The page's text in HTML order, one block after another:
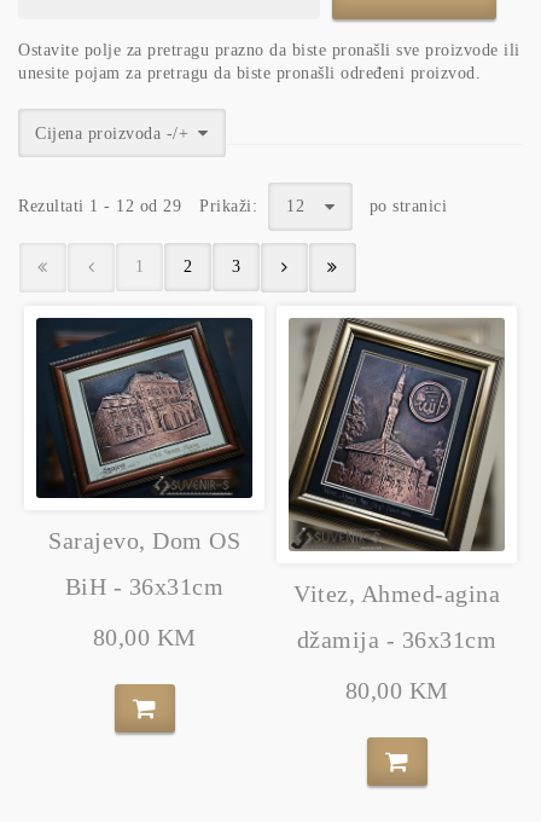
Ostavite polje za pretragu prazno da biste pronašli sve proizvode ili
unesite pojam za pretragu da biste pronašli određeni proizvod.
Cijena proizvoda -/+
Rezultati 1 - 12 od 29 Prikaži: 12 po stranici
1 2 3
Sarajevo, Dom OS
BiH - 36x31cm
80,00 KM
Vitez, Ahmed-agina
džamija - 36x31cm
80,00 KM